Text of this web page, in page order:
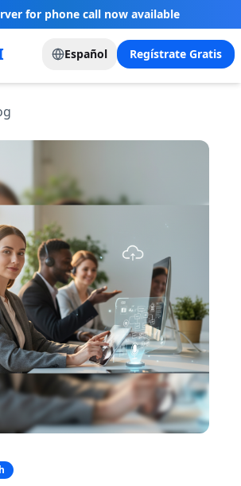
for phone call now available
Español Regístrate Gratis